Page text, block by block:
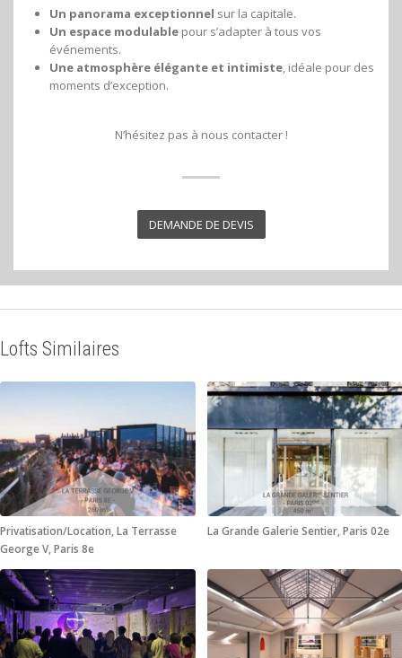
Un panorama exceptionnel sur la capitale.
Un espace modulable pour s’adapter à tous vos
événements.
Une atmosphère élégante et intimiste, idéale pour des
moments d’exception.
N’hésitez pas à nous contacter !
DEMANDE DE DEVIS
Lofts Similaires
Privatisation/Location, La Terrasse
George V, Paris 8e
La Grande Galerie Sentier, Paris 02e